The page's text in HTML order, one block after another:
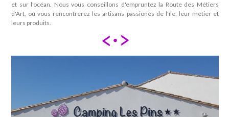
et sur l'océan. Nous vous conseillons d'empruntez la Route des Métiers
d'Art, où vous rencontrerez les artisans passionés de l'île, leur métier et
leurs produits.